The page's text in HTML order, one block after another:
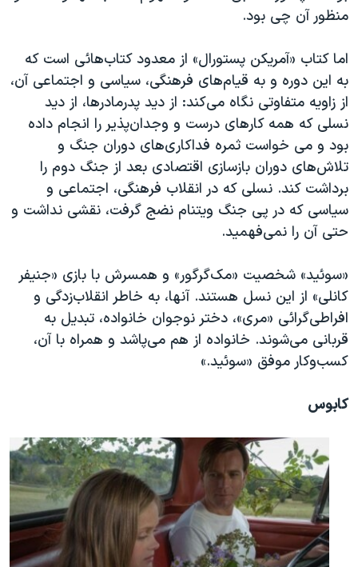
منظور آن چی بود.
اما کتاب «آمریکن پستورال» از معدود کتاب‌هائی است که
به این دوره و به قیام‌های فرهنگی، سیاسی و اجتماعی آن،
از زاویه متفاوتی نگاه می‌کند: از دید پدرمادرها، از دید
نسلی که همه کارهای درست و وجدان‌پذیر را انجام داده
بود و می خواست ثمره فداکاری‌های دوران جنگ و
تلاش‌های دوران بازسازی اقتصادی بعد از جنگ دوم را
برداشت کند. نسلی که در انقلاب فرهنگی، اجتماعی و
سیاسی که در پی جنگ ویتنام نضج گرفت، نقشی نداشت و
حتی آن را نمی‌فهمید.
«سوئید» شخصیت «مک‌گرگور» و همسرش با بازی «جنیفر
کانلی» از این نسل هستند. آنها، به خاطر انقلاب‌زدگی و
افراطی‌گرائی «مری»، دختر نوجوان خانواده، تبدیل به
قربانی می‌شوند. خانواده از هم می‌پاشد و همراه با آن،
کسب‌وکار موفق «سوئید.»
کابوس